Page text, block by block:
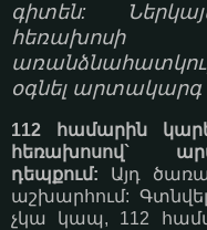
գիտեն:
օգնել արտակարգ
112 համարին
հեռախոսով`
դեպքում:
Այդ
աշխարհում:
չկա կապ, 112